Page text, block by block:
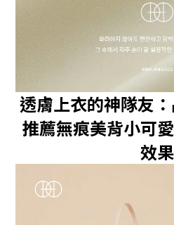
透膚上衣的神隊友
推薦無痕美背小可
效果